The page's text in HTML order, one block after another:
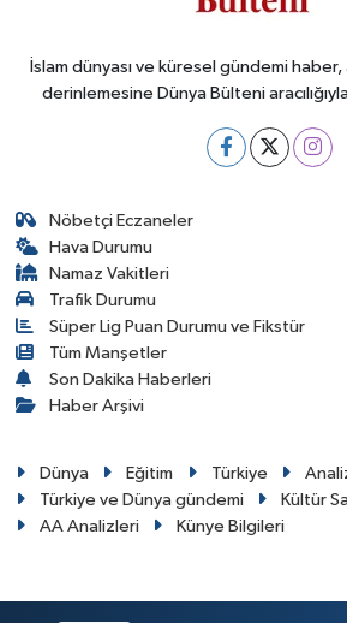
İslam dünyası ve küresel gündemi
derinlemesine Dünya Bülteni
Nöbetçi Eczaneler
Hava Durumu
Namaz Vakitleri
Trafik Durumu
Süper Lig Puan Durumu ve Fikstür
Tüm Manşetler
Son Dakika Haberleri
Haber Arşivi
Dünya Eğitim Türkiye
Türkiye ve Dünya gündemi
Kültür
AA Analizleri
Künye Bilgileri